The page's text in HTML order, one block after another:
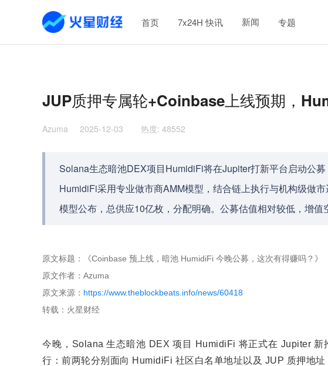
首页 7x24H 快讯 新闻 专题
JUP质押专属轮+Coinbase上线预期，
Azuma 2025-12-03 热度: 48552
Solana生态暗池DEX项目HumidiFi将在Jupiter打新平台启动公募
HumidiFi采用专业做市商AMM模型，结合链上执行与机构级做
模型公布，总供应10亿枚，分配明确。公募估值相对较低，增值
原文标题：《Coinbase 预上线，暗池 HumidiFi 今晚公募，这次有得赚吗？》
原文作者：Azuma
原文来源： https://www.theblockbeats.info/news/60418
转载：火星财经
今晚，Solana 生态暗池 DEX 项目 HumidiFi 将正式在 Jupiter 新
行：前两轮分别面向 HumidiFi 社区白名单地址以及 JUP 质押地